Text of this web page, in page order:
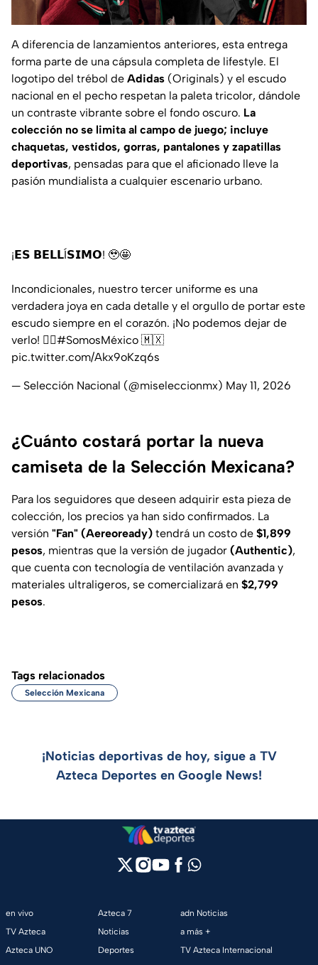
A diferencia de lanzamientos anteriores, esta entrega
forma parte de una cápsula completa de lifestyle. El
logotipo del trébol de Adidas (Originals) y el escudo
nacional en el pecho respetan la paleta tricolor, dándole
un contraste vibrante sobre el fondo oscuro. La
colección no se limita al campo de juego; incluye
chaquetas, vestidos, gorras, pantalones y zapatillas
deportivas, pensadas para que el aficionado lleve la
pasión mundialista a cualquier escenario urbano.
¡𝗘𝗦 𝗕𝗘𝗟𝗟Í𝗦𝗜𝗠𝗢! 🥹🤩
Incondicionales, nuestro tercer uniforme es una
verdadera joya en cada detalle y el orgullo de portar este
escudo siempre en el corazón. ¡No podemos dejar de
verlo! 😮‍💨#SomosMéxico 🇲🇽
pic.twitter.com/Akx9oKzq6s
— Selección Nacional (@miseleccionmx) May 11, 2026
¿Cuánto costará portar la nueva
camiseta de la Selección Mexicana?
Para los seguidores que deseen adquirir esta pieza de
colección, los precios ya han sido confirmados. La
versión "Fan" (Aereoready) tendrá un costo de $1,899
pesos, mientras que la versión de jugador (Authentic),
que cuenta con tecnología de ventilación avanzada y
materiales ultraligeros, se comercializará en $2,799
pesos.
Tags relacionados
Selección Mexicana
¡Noticias deportivas de hoy, sigue a TV
Azteca Deportes en Google News!
en vivo
TV Azteca
Azteca UNO
Azteca 7
Noticias
Deportes
adn Noticias
a más +
TV Azteca Internacional